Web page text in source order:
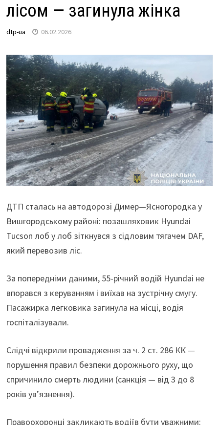
лісом — загинула жінка
dtp-ua 06.02.2026
ДТП сталась на автодорозі Димер—Ясногородка у
Вишгородському районі: позашляховик Hyundai
Tucson лоб у лоб зіткнувся з сідловим тягачем DAF,
який перевозив ліс.
За попередніми даними, 55-річний водій Hyundai не
впорався з керуванням і виїхав на зустрічну смугу.
Пасажирка легковика загинула на місці, водія
госпіталізували.
Слідчі відкрили провадження за ч. 2 ст. 286 КК —
порушення правил безпеки дорожнього руху, що
спричинило смерть людини (санкція — від 3 до 8
років ув’язнення).
Правоохоронці закликають водіїв бути уважними: